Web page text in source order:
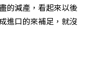
的減產，看起來以後
進口的來補足，就沒